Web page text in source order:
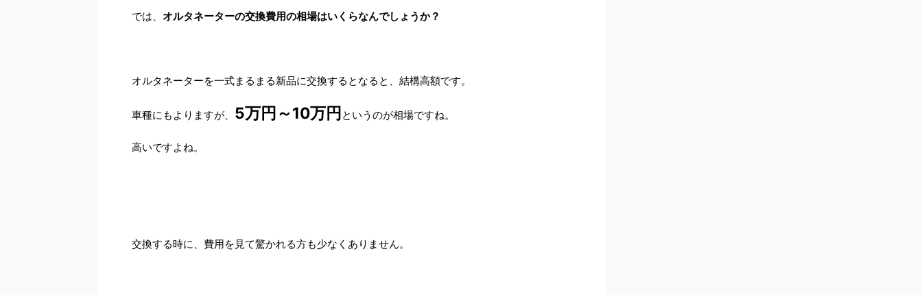
では、 オルタネーターの交換費用の相場はいくらなんでしょうか？
オルタネーターを一式まるまる新品に交換するとなると、結構高額です。
車種にもよりますが、 5万円～10万円というのが相場ですね。
高いですよね。
交換する時に、費用を見て驚かれる方も少なくありません。